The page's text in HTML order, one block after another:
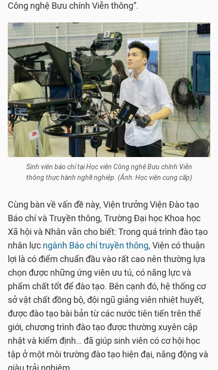
Công nghệ Bưu chính Viễn thông”.
Sinh viên báo chí tại Học viện Công nghệ Bưu chính Viễn
thông thực hành nghề nghiệp. (Ảnh: Học viện cung cấp)
Cùng bàn về vấn đề này, Viện trưởng Viện Đào tạo
Báo chí và Truyền thông, Trường Đại học Khoa học
Xã hội và Nhân văn cho biết: Trong quá trình đào tạo
nhân lực ngành Báo chí truyền thông, Viện có thuận
lợi là có điểm chuẩn đầu vào rất cao nên thường lựa
chọn được những ứng viên ưu tú, có năng lực và
phẩm chất tốt để đào tạo. Bên cạnh đó, hệ thống cơ
sở vật chất đồng bộ, đội ngũ giảng viên nhiệt huyết,
được đào tạo bài bản từ các nước tiên tiến trên thế
giới, chương trình đào tạo được thường xuyên cập
nhật và kiểm định… đã giúp sinh viên có cơ hội học
tập ở một môi trường đào tạo hiện đại, năng động và